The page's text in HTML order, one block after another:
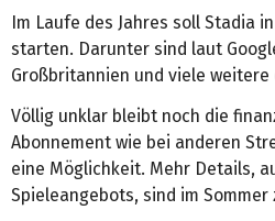
Im Laufe des Jahres soll Stadia
starten. Darunter sind laut
Großbritannien und viele weitere
Völlig unklar bleibt noch die
Abonnement wie bei anderen
eine Möglichkeit. Mehr Details,
Spieleangebots, sind im Sommer